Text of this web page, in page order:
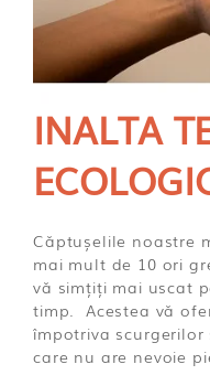
INALTA
Căptușelile noastre
mai mult de 10 ori
vă simțiți mai uscat
timp. Acestea vă
împotriva
care nu are nevoie